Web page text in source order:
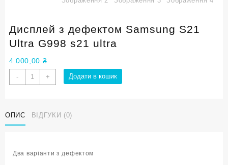
Дисплей з дефектом Samsung S21
Ultra G998 s21 ultra
4 000,00 ₴
-
Дисплей
з
S21
Ultra
ultra
+ Додати в кошик
ОПИС ВІДГУКИ (0)
Два варіанти з дефектом